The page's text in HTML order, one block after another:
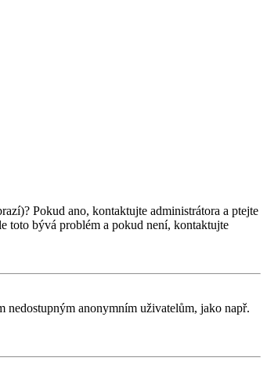
Pokud ano, kontaktujte administrátora a ptejte
toto bývá problém a pokud není, kontaktujte
nedostupným anonymním uživatelům, jako např.